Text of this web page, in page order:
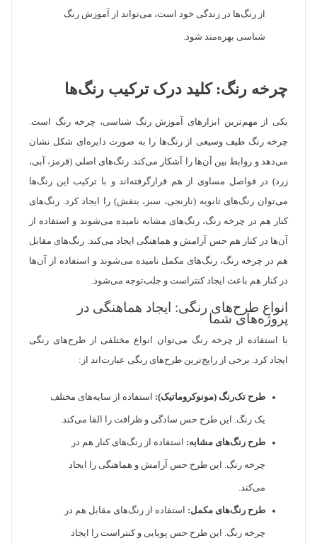
از رنگ‌ها در زندگی خود است، می‌تواند از آموزش رنگ
شناسی بهره‌مند شود.
چرخه رنگ: کلید درک ترکیب رنگ‌ها
یکی از مهم‌ترین ابزارهای آموزش رنگ شناسی، چرخه رنگ است.
چرخه رنگ طیف وسیعی از رنگ‌ها را به صورت دایره‌ای شکل نشان
می‌دهد و روابط بین آن‌ها را آشکار می‌کند. رنگ‌های اصلی (قرمز، آبی،
زرد) در فواصل مساوی از هم قرارگرفته‌اند و با ترکیب این رنگ‌ها
می‌توان رنگ‌های ثانویه (نارنجی، سبز، بنفش) را ایجاد کرد. رنگ‌های
کنار هم در چرخه رنگ، رنگ‌های مشابه نامیده می‌شوند و استفاده از
آن‌ها در کنار هم حس آرامش و هماهنگی ایجاد می‌کند. رنگ‌های مقابل
هم در چرخه رنگ، رنگ‌های مکمل نامیده می‌شوند و استفاده از آن‌ها
در کنار هم باعث ایجاد کنتراست و جلب‌توجه می‌شود.
انواع طرح‌های رنگی: ایجاد هماهنگی در
پروژه‌های شما
با استفاده از چرخه رنگ می‌توان انواع مختلفی از طرح‌های رنگی
ایجاد کرد. برخی از رایج‌ترین طرح‌های رنگی عبارت‌اند از:
طرح تک‌رنگ (مونوکروماتیک): استفاده از سایه‌های مختلف
یک رنگ. این طرح حس سادگی و ظرافت را القا می‌کند.
طرح رنگ‌های مشابه: استفاده از رنگ‌های کنار هم در
چرخه رنگ. این طرح حس آرامش و هماهنگی را ایجاد
می‌کند.
طرح رنگ‌های مکمل: استفاده از رنگ‌های مقابل هم در
چرخه رنگ. این طرح حس پویایی و کنتراست را ایجاد